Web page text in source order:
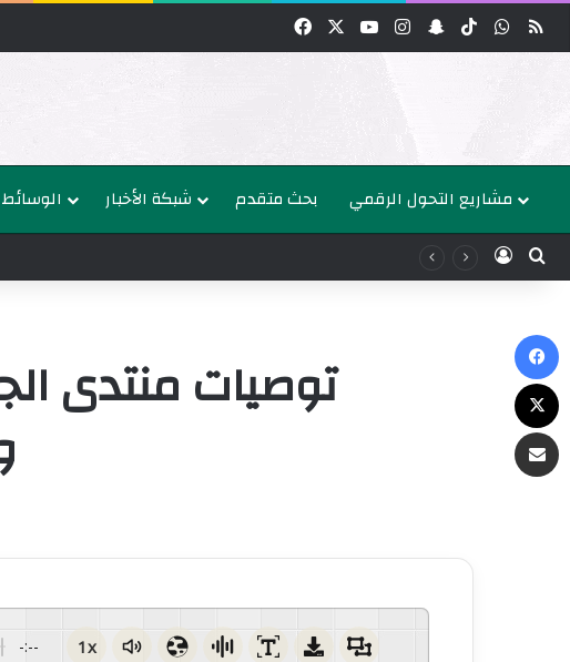
فيسبوك ‫YouTubeانستقرام
سناب تشات
‫TikTok واتساب
الوسائط شبكة الأخبار بحث متقدم مشاريع التحول الرقمي
توصيات منتدى
-:-- 1x